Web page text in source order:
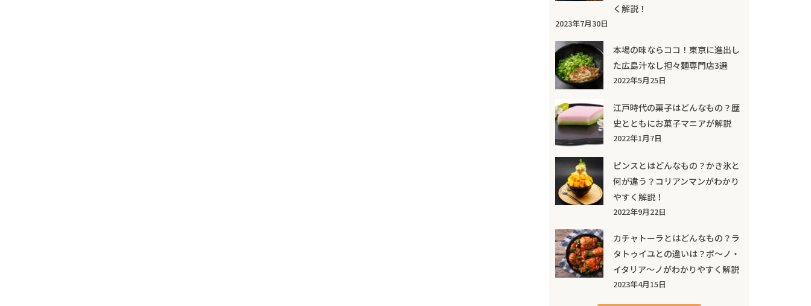
く解説！
2023年7月30日
本場の味ならココ！東京に進出し
た広島汁なし担々麺専門店3選
2022年5月25日
江戸時代の菓子はどんなもの？歴
史とともにお菓子マニアが解説
2022年1月7日
ピンスとはどんなもの？かき氷と
何が違う？コリアンマンがわかり
やすく解説！
2022年9月22日
カチャトーラとはどんなもの？ラ
タトゥイユとの違いは？ボ～ノ・
イタリア～ノがわかりやすく解説
2023年4月15日